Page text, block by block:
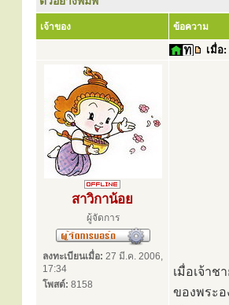
เจ้าของ ข้อความ
เมื่อ:
สาวิกาน้อย
ผู้จัดการ
ลงทะเบียนเมื่อ: 27 มี.ค. 2006,
17:34
โพสต์: 8158
เมื่อเจ้า
ของพระอ